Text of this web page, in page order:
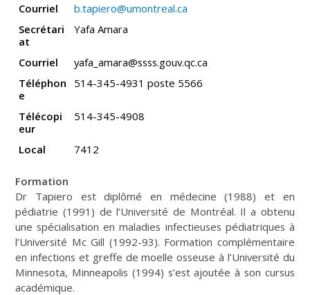
Courriel
b.tapiero@umontreal.ca
Secrétari
at
Yafa Amara
Courriel
yafa_amara@ssss.gouv.qc.ca
Téléphon
e
514-345-4931 poste 5566
Télécopi
eur
514-345-4908
Local 7412
Formation
Dr Tapiero est diplômé en médecine (1988) et en
pédiatrie (1991) de l’Université de Montréal. Il a obtenu
une spécialisation en maladies infectieuses pédiatriques à
l’Université Mc Gill (1992-93). Formation complémentaire
en infections et greffe de moelle osseuse à l’Université du
Minnesota, Minneapolis (1994) s’est ajoutée à son cursus
académique.